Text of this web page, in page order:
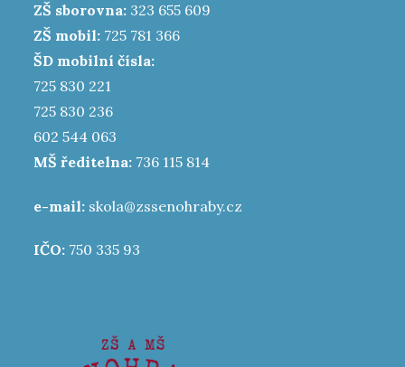
ZŠ sborovna: 323 655 609
ZŠ mobil: 725 781 366
ŠD mobilní čísla:
725 830 221
725 830 236
602 544 063
MŠ ředitelna: 736 115 814
e-mail: skola@zssenohraby.cz
IČO: 750 335 93